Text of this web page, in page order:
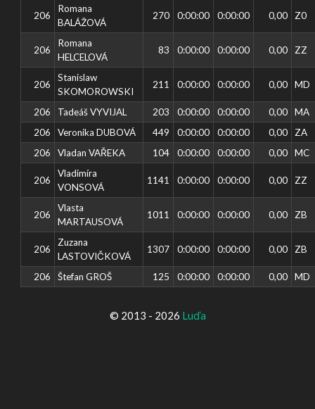
206
Romana
BALÁŽOVÁ
270 0:00:00 0:00:00 0,00 Z0
206
Romana
HELCELOVÁ
83 0:00:00 0:00:00 0,00 ZZ
206
Stanislaw
SKOMOROWSKI
211 0:00:00 0:00:00 0,00 MD
206 Tadeáš VYVIJAL 203 0:00:00 0:00:00 0,00
MA
206
Veronika DUBOVÁ 449 0:00:00 0:00:00 0,00
ZA
206
Vladan VAŘEKA 104 0:00:00 0:00:00 0,00 MC
206
Vladimíra
VONSOVÁ
1141 0:00:00 0:00:00 0,00 ZZ
206
Vlasta
MARTAUSOVÁ
1011 0:00:00 0:00:00 0,00 ZB
206
Zuzana
LASTOVIČKOVÁ
1307 0:00:00 0:00:00 0,00 ZB
206 Štefan GROŠ 125 0:00:00 0:00:00 0,00 MD
© 2013 - 2026 Luďa